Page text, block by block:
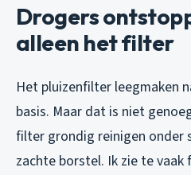
Drogers
alleen het filter
Het pluizenfilter leegmaken
basis. Maar dat is niet
filter grondig reinigen onder
zachte borstel. Ik zie te